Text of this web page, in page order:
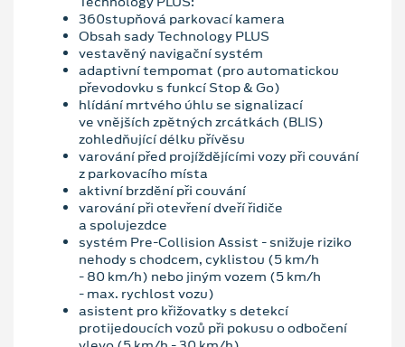
360stupňová parkovací kamera
Obsah sady Technology PLUS
vestavěný navigační systém
adaptivní tempomat (pro automatickou
převodovku s funkcí Stop & Go)
hlídání mrtvého úhlu se signalizací
ve vnějších zpětných zrcátkách (BLIS)
zohledňující délku přívěsu
varování před projíždějícími vozy při couvání
z parkovacího místa
aktivní brzdění při couvání
varování při otevření dveří řidiče
a spolujezdce
systém Pre-Collision Assist - snižuje riziko
nehody s chodcem, cyklistou (5 km/h
- 80 km/h) nebo jiným vozem (5 km/h
- max. rychlost vozu)
asistent pro křižovatky s detekcí
protijedoucích vozů při pokusu o odbočení